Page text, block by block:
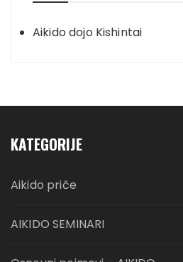
Aikido dojo Kishintai
KATEGORIJE
Aikido priče
AIKIDO SEMINARI